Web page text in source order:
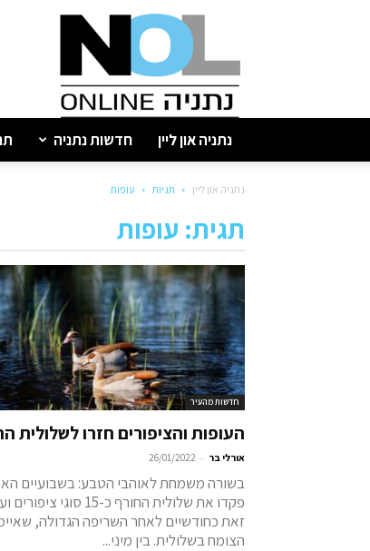
נתניה
נתניה און ליין חדשות נתניה
נתניה און ליין תגיות עופות
תגית: עופות
חדשות מהעיר
העופות והציפורים חזרו לשלולית
אורלי בר -
26/01/2022
בשורה משמחת לאוהבי הטבע: בשבועיים
פקדו את שלולית החורף כ-15 סוגי
זאת כחודשיים לאחר השריפה הגדולה,
הצומח בשלולית. בין מיני...